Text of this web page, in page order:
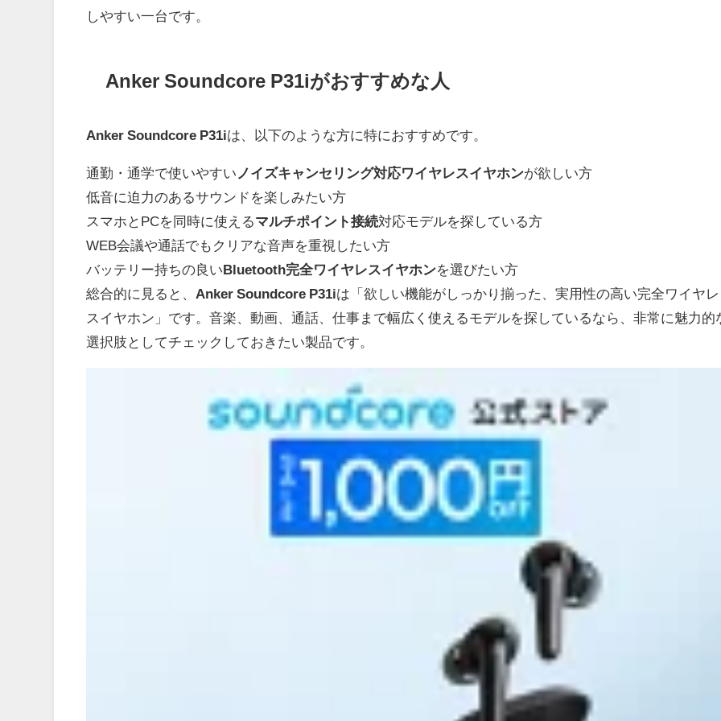
しやすい一台です。
Anker Soundcore P31iがおすすめな人
Anker Soundcore P31iは、以下のような方に特におすすめです。
通勤・通学で使いやすい ノイズキャンセリング対応ワイヤレスイヤホンが欲しい方
低音に迫力のあるサウンドを楽しみたい方
スマホとPCを同時に使えるマルチポイント接続対応モデルを探している方
WEB会議や通話でもクリアな音声を重視したい方
バッテリー持ちの良いBluetooth完全ワイヤレスイヤホンを選びたい方
総合的に見ると、 Anker Soundcore P31iは「欲しい機能がしっかり揃った、実用性の高い完全ワイヤレ
スイヤホン」です。音楽、動画、通話、仕事まで幅広く使えるモデルを探しているなら、非常に魅力的
選択肢としてチェックしておきたい製品です。